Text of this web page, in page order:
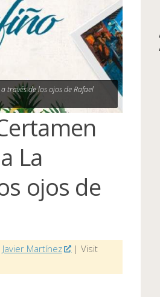
través de los ojos de Rafael
La
ojos de
Javier Martínez
| Visit